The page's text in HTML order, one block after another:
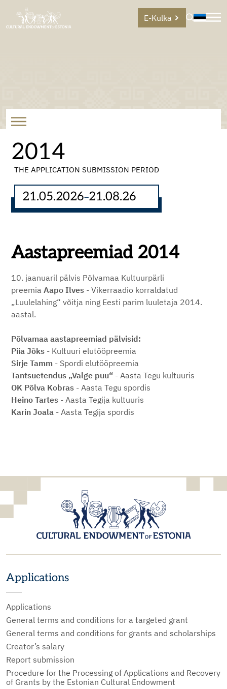
E-Kulka
2014
THE APPLICATION SUBMISSION PERIOD
21.05.2026–21.08.26
Aastapreemiad 2014
10. jaanuaril pälvis Põlvamaa Kultuurpärli
preemia Aapo Ilves - Vikerraadio korraldatud
„Luulelahing“ võitja ning Eesti parim luuletaja 2014.
aastal.
Põlvamaa aastapreemiad pälvisid:
Piia Jõks - Kultuuri elutööpreemia
Sirje Tamm - Spordi elutööpreemia
Tantsuetendus „Valge puu“ - Aasta Tegu kultuuris
OK Põlva Kobras - Aasta Tegu spordis
Heino Tartes - Aasta Tegija kultuuris
Karin Joala - Aasta Tegija spordis
Applications
Applications
General terms and conditions for a targeted grant
General terms and conditions for grants and scholarships
Creator’s salary
Report submission
Procedure for the Processing of Applications and Recovery
of Grants by the Estonian Cultural Endowment